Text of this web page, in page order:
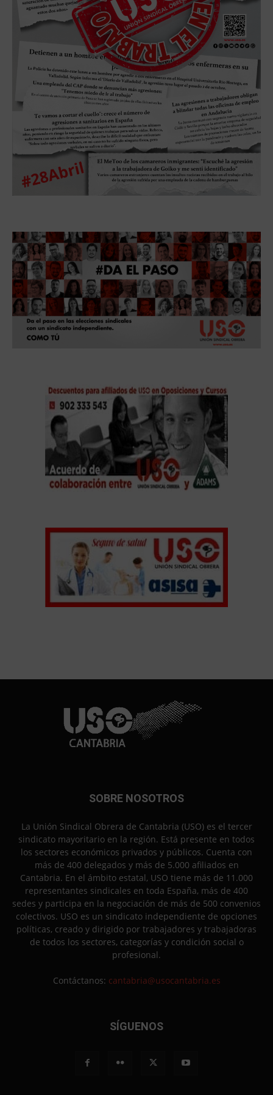
SOBRE NOSOTROS
La Unión Sindical Obrera de Cantabria (USO) es el tercer
sindicato mayoritario en la región. Está presente en todos
los sectores económicos privados y públicos. Cuenta con
más de 400 delegados y más de 5.000 afiliados en
Cantabria. En el ámbito estatal, USO tiene más de 11.000
representantes sindicales en toda España, más de 400
sedes y participa en la negociación de más de 500 convenios
colectivos. USO es un sindicato independiente de opciones
políticas, creado y dirigido por trabajadores y trabajadoras
de todos los sectores, categorías y condición social o
profesional.
Contáctanos: cantabria@usocantabria.es
SÍGUENOS